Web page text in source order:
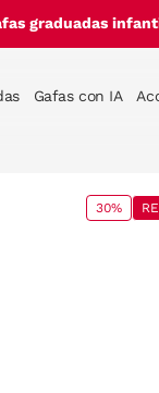
graduadas
Gafas con IA
30%